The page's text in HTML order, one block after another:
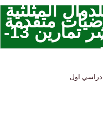
المثلثية
متقدمة
الصف الثاني عشر تمارين 13-
اول